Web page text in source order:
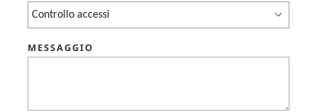
MESSAGGIO